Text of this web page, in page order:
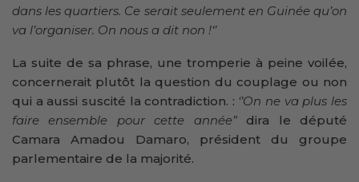
dans les quartiers. Ce serait seulement en Guinée qu’on
va l’organiser. On nous a dit non !‘’
La suite de sa phrase, une tromperie à peine voilée,
concernerait plutôt la question du couplage ou non
qui a aussi suscité la contradiction. : ‘’On ne va plus les
faire ensemble pour cette année” dira le député
Camara Amadou Damaro, président du groupe
parlementaire de la majorité.